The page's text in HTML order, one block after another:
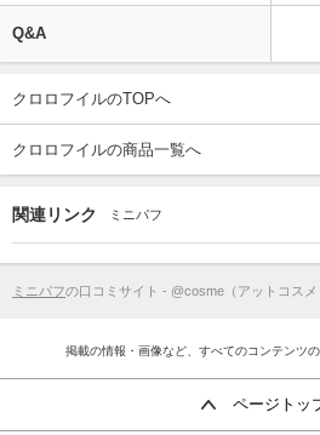
Q&A
クロロフイルのTOPへ
クロロフイルの商品一覧へ
関連リンク ミニパフ
ミニパフの口コミサイト - @cosme（アットコスメ
掲載の情報・画像など、すべてのコンテンツ
ページトッ